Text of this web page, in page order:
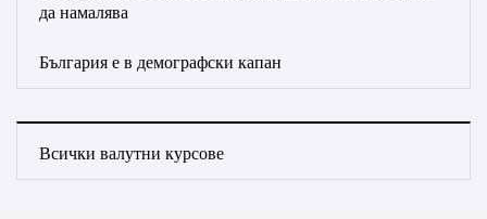
да намалява
България е в демографски капан
Всички валутни курсове